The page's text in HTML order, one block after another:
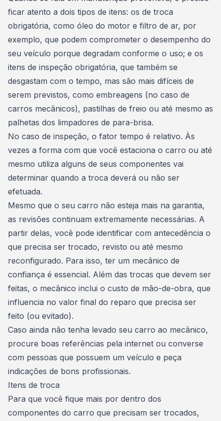
ficar atento a dois tipos de itens: os de troca
obrigatória, como óleo do motor e filtro de ar, por
exemplo, que podem comprometer o desempenho do
seu veículo porque degradam conforme o uso; e os
itens de inspeção obrigatória, que também se
desgastam com o tempo, mas são mais difíceis de
serem previstos, como embreagens (no caso de
carros mecânicos), pastilhas de freio ou até mesmo as
palhetas dos limpadores de para-brisa.
No caso de inspeção, o fator tempo é relativo. Às
vezes a forma com que você estaciona o carro ou até
mesmo utiliza alguns de seus componentes vai
determinar quando a troca deverá ou não ser
efetuada.
Mesmo que o seu carro não esteja mais na garantia,
as revisões continuam extremamente necessárias. A
partir delas, você pode identificar com antecedência o
que precisa ser trocado, revisto ou até mesmo
reconfigurado. Para isso, ter um mecânico de
confiança é essencial. Além das trocas que devem ser
feitas, o mecânico inclui o custo de mão-de-obra, que
influencia no valor final do reparo que precisa ser
feito (ou evitado).
Caso ainda não tenha levado seu carro ao mecânico,
procure boas referências pela internet ou converse
com pessoas que possuem um veículo e peça
indicações de bons profissionais.
Itens de troca
Para que você fique mais por dentro dos
componentes do carro que precisam ser trocados,